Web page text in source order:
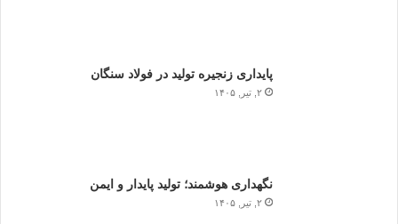
پایداری زنجیره تولید در فولاد سنگان
۲, تیر, ۱۴۰۵
نگهداری هوشمند؛ تولید پایدار و ایمن
۲, تیر, ۱۴۰۵